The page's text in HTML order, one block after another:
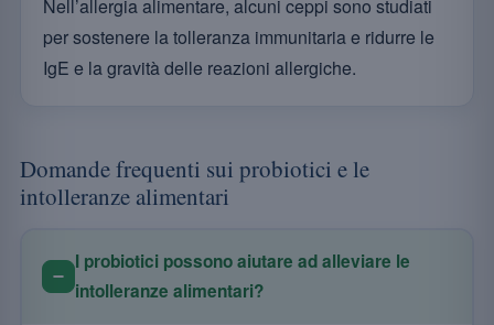
Nell’allergia alimentare, alcuni ceppi sono studiati
per sostenere la tolleranza immunitaria e ridurre le
IgE e la gravità delle reazioni allergiche.
Domande frequenti sui probiotici e le
intolleranze alimentari
I probiotici possono aiutare ad alleviare le
intolleranze alimentari?